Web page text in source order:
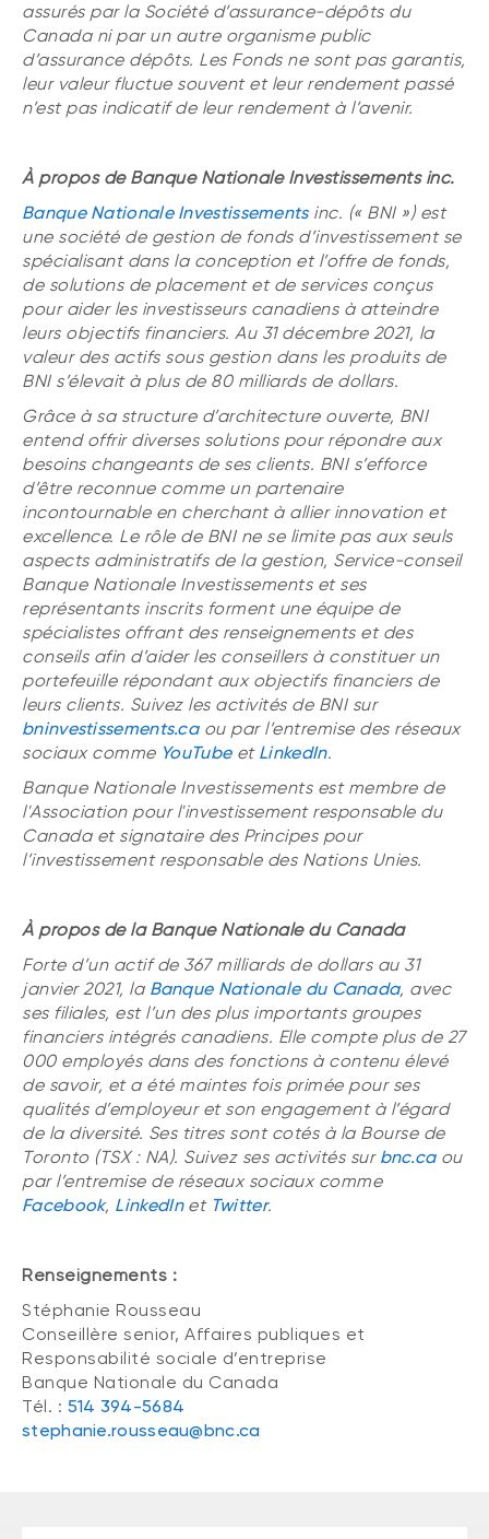
assurés par la Société d’assurance-dépôts du
Canada ni par un autre organisme public
d’assurance dépôts. Les Fonds ne sont pas garantis,
leur valeur fluctue souvent et leur rendement passé
n’est pas indicatif de leur rendement à l’avenir.
À propos de Banque Nationale Investissements inc.
Banque Nationale Investissementsinc. (« BNI ») est
une société de gestion de fonds d’investissement se
spécialisant dans la conception et l’offre de fonds,
de solutions de placement et de services conçus
pour aider les investisseurs canadiens à atteindre
leurs objectifs financiers. Au 31 décembre 2021, la
valeur des actifs sous gestion dans les produits de
BNI s’élevait à plus de 80 milliards de dollars.
Grâce à sa structure d’architecture ouverte, BNI
entend offrir diverses solutions pour répondre aux
besoins changeants de ses clients. BNI s’efforce
d’être reconnue comme un partenaire
incontournable en cherchant à allier innovation et
excellence. Le rôle de BNI ne se limite pas aux seuls
aspects administratifs de la gestion, Service-conseil
Banque Nationale Investissements et ses
représentants inscrits forment une équipe de
spécialistes offrant des renseignements et des
conseils afin d’aider les conseillers à constituer un
portefeuille répondant aux objectifs financiers de
leurs clients. Suivez les activités de BNI sur
bninvestissements.caou par l’entremise des réseaux
sociaux comme YouTubeet LinkedIn.
Banque Nationale Investissements est membre de
l'Association pour l'investissement responsable du
Canada et signataire des Principes pour
l’investissement responsable des Nations Unies.
À propos de la Banque Nationale du Canada
Forte d’un actif de 367 milliards de dollars au 31
janvier 2021, la Banque Nationale du Canada, avec
ses filiales, est l’un des plus importants groupes
financiers intégrés canadiens. Elle compte plus de 27
000 employés dans des fonctions à contenu élevé
de savoir, et a été maintes fois primée pour ses
qualités d’employeur et son engagement à l’égard
de la diversité. Ses titres sont cotés à la Bourse de
Toronto (TSX : NA). Suivez ses activités sur bnc.caou
par l’entremise de réseaux sociaux comme
Facebook, LinkedInet Twitter.
Renseignements :
Stéphanie Rousseau
Conseillère senior, Affaires publiques et
Responsabilité sociale d’entreprise
Banque Nationale du Canada
Tél. : 514 394-5684
stephanie.rousseau@bnc.ca